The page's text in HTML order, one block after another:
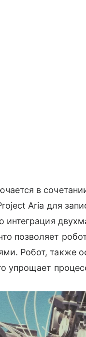
в
Aria для
позволяет
Робот, также
упрощает